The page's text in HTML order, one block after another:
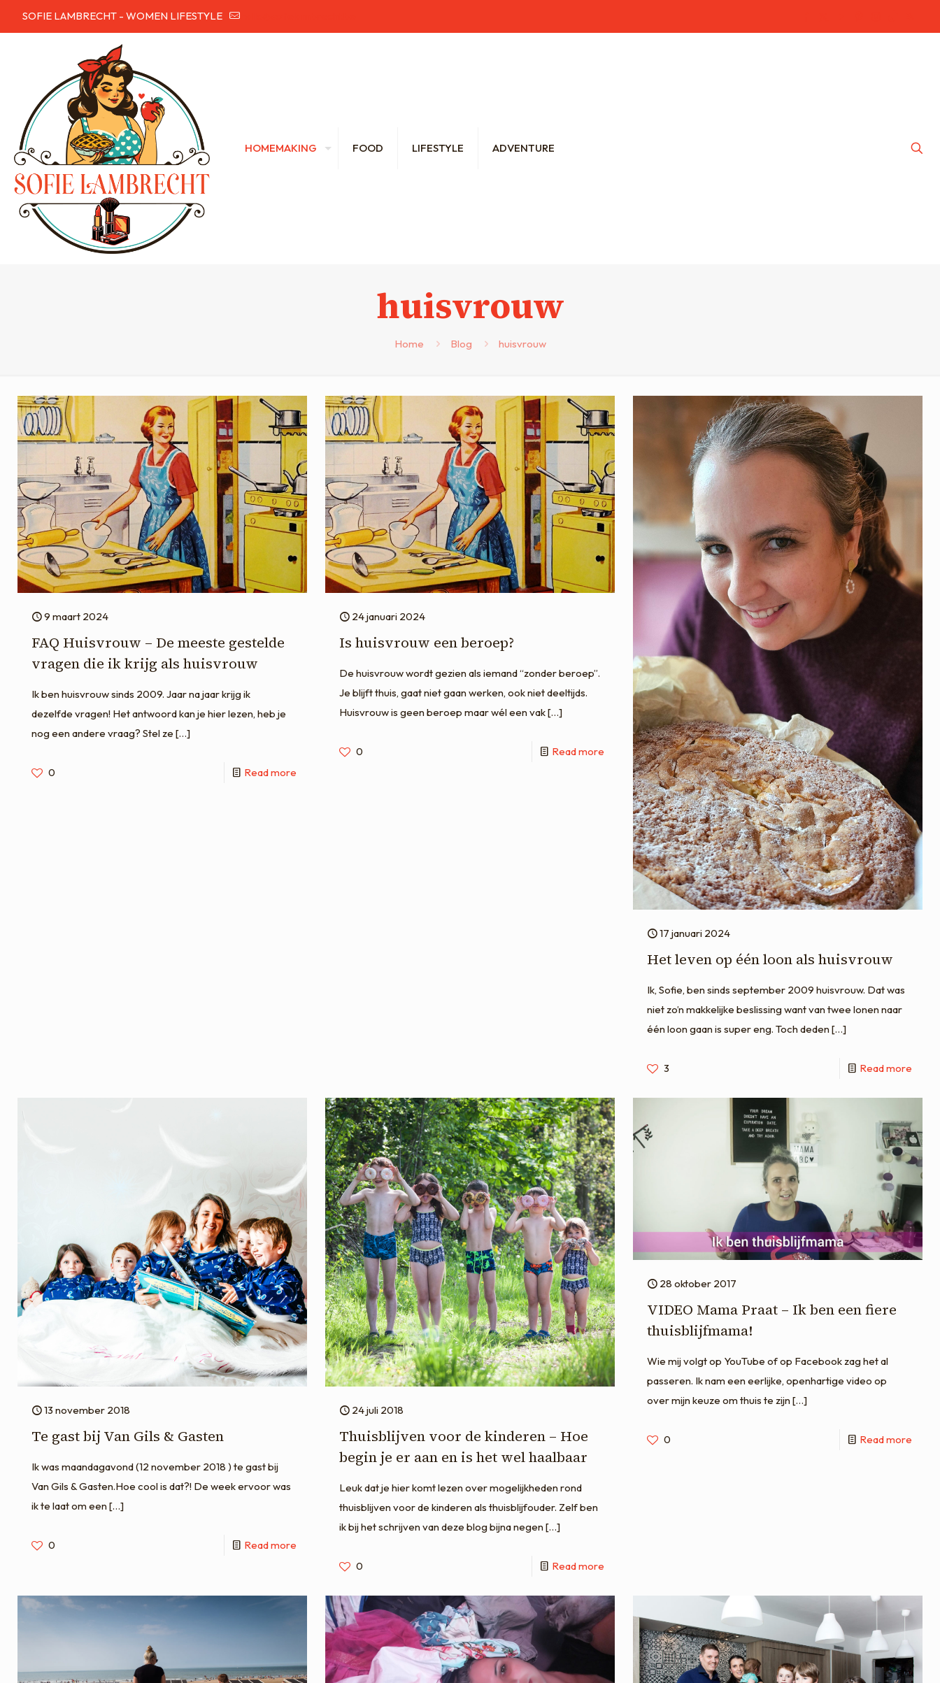
SOFIE LAMBRECHT - WOMEN LIFESTYLE
HOMEMAKING FOOD LIFESTYLE ADVENTURE
huisvrouw
Home Blog huisvrouw
9 maart 2024
FAQ Huisvrouw – De meeste gestelde
vragen die ik krijg als huisvrouw
Ik ben huisvrouw sinds 2009. Jaar na jaar krijg ik
dezelfde vragen! Het antwoord kan je hier lezen, heb je
nog een andere vraag? Stel ze […]
0 Read more
24 januari 2024
Is huisvrouw een beroep?
De huisvrouw wordt gezien als iemand “zonder beroep”.
Je blijft thuis, gaat niet gaan werken, ook niet deeltijds.
Huisvrouw is geen beroep maar wél een vak[…]
0 Read more
17 januari 2024
Het leven op één loon als huisvrouw
Ik, Sofie, ben sinds september 2009 huisvrouw. Dat was
niet zo’n makkelijke beslissing want van twee lonen naar
één loon gaan is super eng. Toch deden […]
3 Read more
13 november 2018
Te gast bij Van Gils & Gasten
Ik was maandagavond (12 november 2018 ) te gast bij
Van Gils & Gasten.Hoe cool is dat?! De week ervoor was
ik te laat om een […]
0 Read more
24 juli 2018
Thuisblijven voor de kinderen – Hoe
begin je er aan en is het wel haalbaar
Leuk dat je hier komt lezen over mogelijkheden rond
thuisblijven voor de kinderen als thuisblijfouder. Zelf ben
ik bij het schrijven van deze blog bijna negen […]
0 Read more
28 oktober 2017
VIDEO Mama Praat – Ik ben een fiere
thuisblijfmama!
Wie mij volgt op YouTube of op Facebook zag het al
passeren. Ik nam een eerlijke, openhartige video op
over mijn keuze om thuis te zijn […]
0 Read more